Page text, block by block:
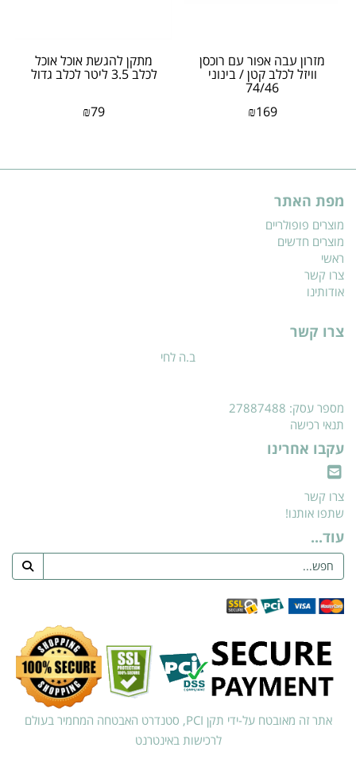
מזרון עבה אפור עם רוכסן
וויזל לכלב קטן / בינוני
74/46
₪169
מתקן להגשת אוכל אוכל
לכלב 3.5 ליטר לכלב גדול
₪79
מפת האתר
מוצרים פופולריים
מוצרים חדשים
ראשי
צרו קשר
אודותינו
צרו קשר
ב.ה לחי
מספר עסק: 27887488
תנאי רכישה
עקבו אחרינו
צרו קשר
שתפו אותנו!
עוד...
אתר זה מאובטח על-ידי תקן PCI, סטנדרט האבטחה המחמיר בעולם
לרכישות באינטרנט